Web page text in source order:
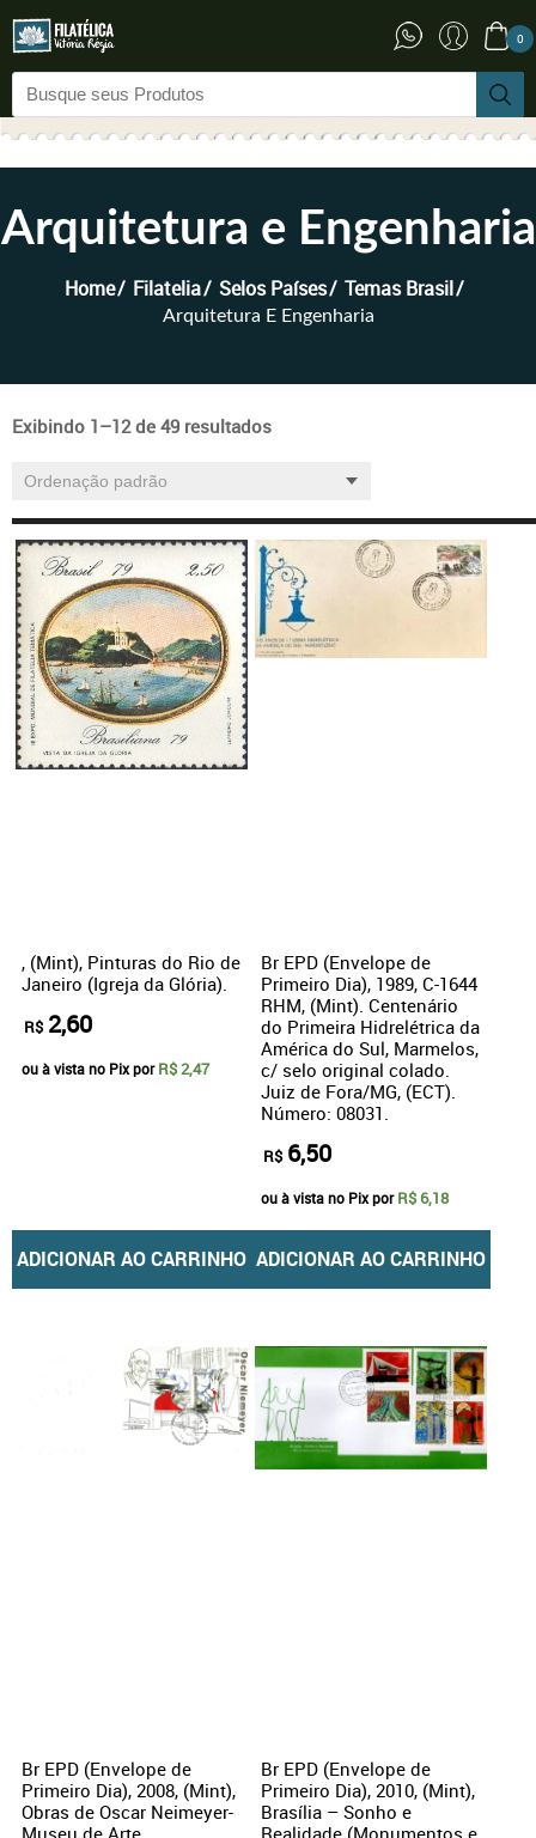
0
Arquitetura e Engenharia
Home Filatelia Selos Países Temas Brasil
Arquitetura E Engenharia
Exibindo 1–12 de 49 resultados
, (Mint), Pinturas do Rio de
Janeiro (Igreja da Glória).
R$ 2,60
ou à vista no Pix porR$ 2,47
ADICIONAR AO CARRINHO
Br EPD (Envelope de
Primeiro Dia), 1989, C-1644
RHM, (Mint). Centenário
do Primeira Hidrelétrica da
América do Sul, Marmelos,
c/ selo original colado.
Juiz de Fora/MG, (ECT).
Número: 08031.
R$ 6,50
ou à vista no Pix porR$ 6,18
ADICIONAR AO CARRINHO
Br EPD (Envelope de
Primeiro Dia), 2008, (Mint),
Obras de Oscar Neimeyer-
Br EPD (Envelope de
Primeiro Dia), 2010, (Mint),
Brasília – Sonho e